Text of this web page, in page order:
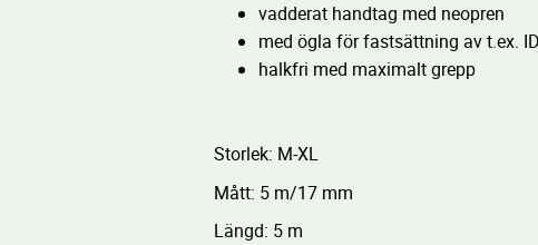
vadderat handtag med neopren
med ögla för fastsättning av t.ex.
halkfri med maximalt grepp
Storlek: M-XL
Mått: 5 m/17 mm
Längd: 5 m